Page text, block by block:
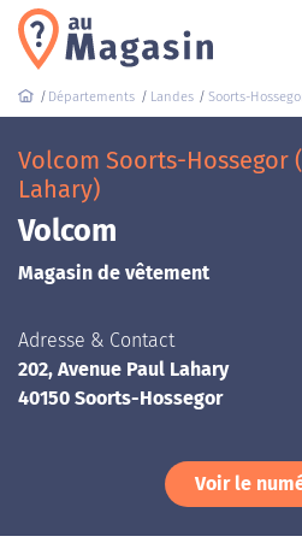
Départements Landes Soorts-
Volcom Soorts-Hossegor
Lahary)
Volcom
Magasin de vêtement
Adresse & Contact
202, Avenue Paul Lahary
40150 Soorts-Hossegor
Voir le